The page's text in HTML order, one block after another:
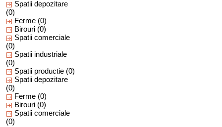
Spatii depozitare
(0)
Ferme (0)
Birouri (0)
Spatii comerciale
(0)
Spatii industriale
(0)
Spatii productie (0)
Spatii depozitare
(0)
Ferme (0)
Birouri (0)
Spatii comerciale
(0)